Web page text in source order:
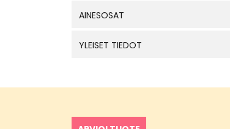
AINESOSAT
YLEISET TIEDOT